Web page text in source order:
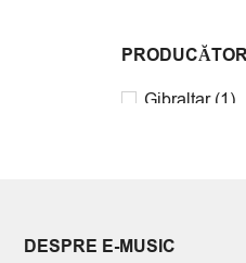
Gibraltar(1)
Preț:—
DESPRE E-MUSIC